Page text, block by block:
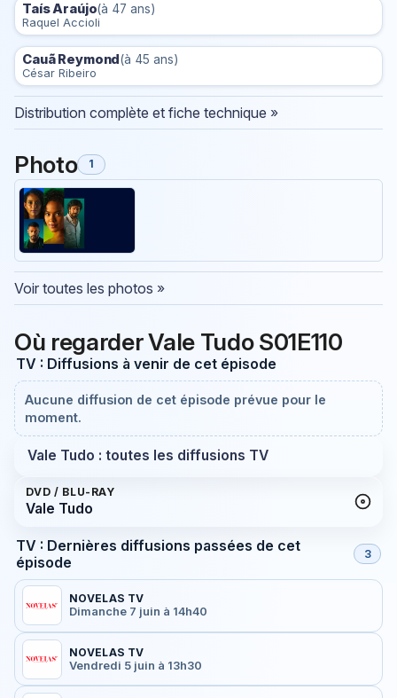
Taís Araújo(à 47 ans)
Raquel Accioli
Cauã Reymond(à 45 ans)
César Ribeiro
Distribution complète et fiche technique »
Photo 1
Voir toutes les photos »
Où regarder Vale Tudo S01E110
TV : Diffusions à venir de cet épisode
Aucune diffusion de cet épisode prévue pour le
moment.
Vale Tudo : toutes les diffusions TV
DVD / BLU-RAY
Vale Tudo
TV : Dernières diffusions passées de cet
épisode
3
NOVELAS TV
Dimanche 7 juin à 14h40
NOVELAS TV
Vendredi 5 juin à 13h30